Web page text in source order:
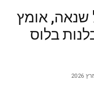
שנאה, אומץ
בלוס